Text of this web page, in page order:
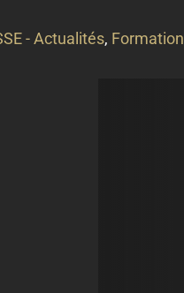
- Actualités, Formation